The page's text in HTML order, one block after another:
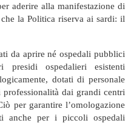
aderire alla manifestazione di
la Politica riserva ai sardi: il
da aprire né ospedali pubblici
ospedalieri esistenti
dotati di personale
dai grandi centri
per garantire l’omologazione
anche per i piccoli ospedali